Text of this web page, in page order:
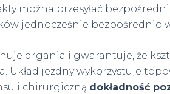
można przesyłać
jednocześnie bezpośrednio
drgania i gwarantuje, że
jezdny wykorzystuje
i chirurgiczną dokładność